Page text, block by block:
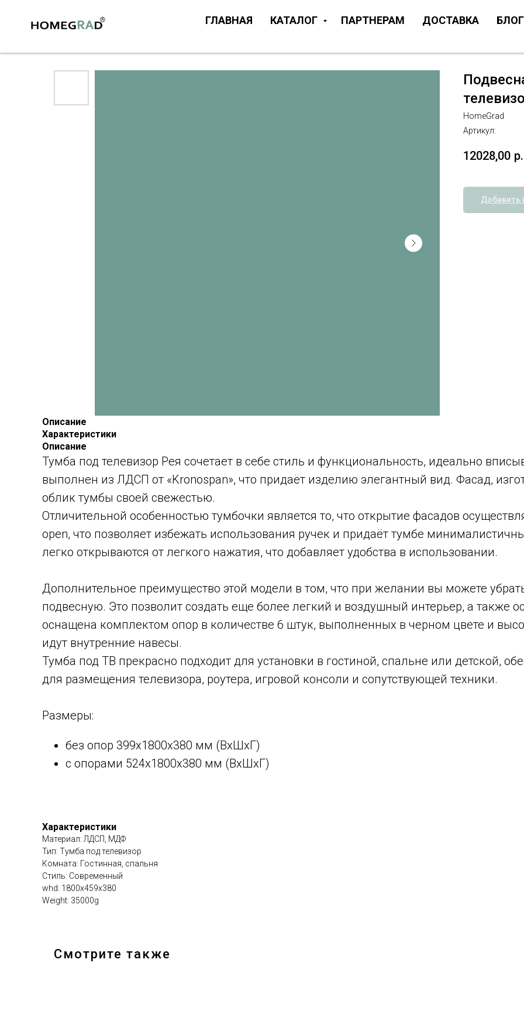
ГЛАВНАЯ КАТАЛОГ ПАРТНЕРАМ ДОСТАВКА БЛОГ
HomeGrad
Артикул:
12028,00 р.
Добавить
Описание
Характеристики
Описание
Тумба под телевизор Рея сочетает в себе стиль и функциональность, идеально
выполнен из ЛДСП от «Kronospan», что придаёт изделию элегантный вид. Фасад,
облик тумбы своей свежестью.
Отличительной особенностью тумбочки является то, что открытие фасадов
open, что позволяет избежать использования ручек и придаёт тумбе
легко открываются от легкого нажатия, что добавляет удобства в использовании.
Дополнительное преимущество этой модели в том, что при желании вы можете
подвесную. Это позволит создать еще более легкий и воздушный интерьер, а также
оснащена комплектом опор в количестве 6 штук, выполненных в черном цвете и
идут внутренние навесы.
Тумба под ТВ прекрасно подходит для установки в гостиной, спальне или детской,
для размещения телевизора, роутера, игровой консоли и сопутствующей техники.
Размеры:
без опор 399х1800х380 мм (ВхШхГ)
с опорами 524х1800х380 мм (ВхШхГ)
Характеристики
Материал: ЛДСП, МДФ
Тип: Тумба под телевизор
Комната: Гостинная, спальня
Стиль: Современный
whd: 1800x459x380
Weight: 35000g
Смотрите также